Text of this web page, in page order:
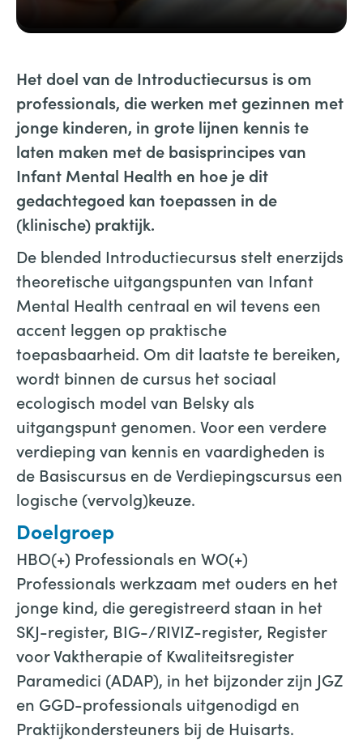
Het doel van de Introductiecursus is om
professionals, die werken met gezinnen met
jonge kinderen, in grote lijnen kennis te
laten maken met de basisprincipes van
Infant Mental Health en hoe je dit
gedachtegoed kan toepassen in de
(klinische) praktijk.
De blended Introductiecursus stelt enerzijds
theoretische uitgangspunten van Infant
Mental Health centraal en wil tevens een
accent leggen op praktische
toepasbaarheid. Om dit laatste te bereiken,
wordt binnen de cursus het sociaal
ecologisch model van Belsky als
uitgangspunt genomen. Voor een verdere
verdieping van kennis en vaardigheden is
de Basiscursus en de Verdiepingscursus een
logische (vervolg)keuze.
Doelgroep
HBO(+) Professionals en WO(+)
Professionals werkzaam met ouders en het
jonge kind, die geregistreerd staan in het
SKJ-register, BIG-/RIVIZ-register, Register
voor Vaktherapie of Kwaliteitsregister
Paramedici (ADAP), in het bijzonder zijn JGZ
en GGD-professionals uitgenodigd en
Praktijkondersteuners bij de Huisarts.